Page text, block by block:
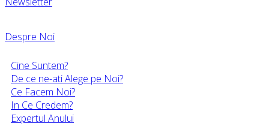
Despre Noi
Cine Suntem?
De ce ne-ati Alege pe Noi?
Ce Facem Noi?
In Ce Credem?
Expertul Anului